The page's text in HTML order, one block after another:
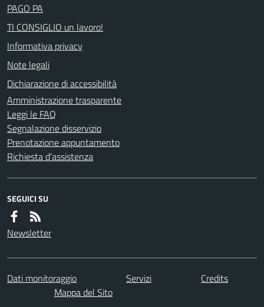
PAGO PA
TI CONSIGLIO un lavoro!
Informativa privacy
Note legali
Dichiarazione di accessibilità
Amministrazione trasparente
Leggi le FAQ
Segnalazione disservizio
Prenotazione appuntamento
Richiesta d'assistenza
SEGUICI SU
Newsletter
Dati monitoraggio Servizi
Credits
Mappa del Sito